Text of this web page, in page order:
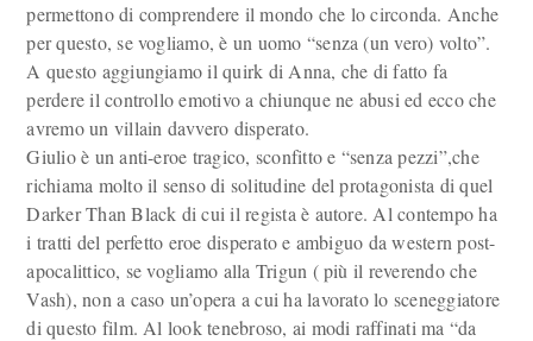
permettono di comprendere il mondo che lo circonda. Anche
per questo, se vogliamo, è un uomo “senza (un vero) volto”.
A questo aggiungiamo il quirk di Anna, che di fatto fa
perdere il controllo emotivo a chiunque ne abusi ed ecco che
avremo un villain davvero disperato.
Giulio è un anti-eroe tragico, sconfitto e “senza pezzi”,che
richiama molto il senso di solitudine del protagonista di quel
Darker Than Black di cui il regista è autore. Al contempo ha
i tratti del perfetto eroe disperato e ambiguo da western post-
apocalittico, se vogliamo alla Trigun ( più il reverendo che
Vash), non a caso un’opera a cui ha lavorato lo sceneggiatore
di questo film. Al look tenebroso, ai modi raffinati ma “da